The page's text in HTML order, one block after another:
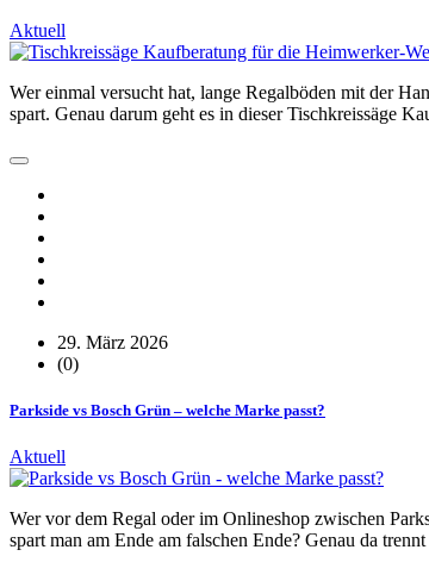
Aktuell
Wer einmal versucht hat, lange Regalböden mit der
spart. Genau darum geht es in dieser Tischkreissäge
29. März 2026
(0)
Parkside vs Bosch Grün – welche Marke passt?
Aktuell
Wer vor dem Regal oder im Onlineshop zwischen
spart man am Ende am falschen Ende? Genau da